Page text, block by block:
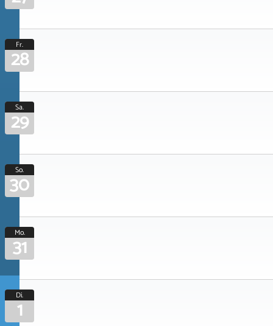
Fr.
28
Sa.
29
So.
30
Mo.
31
Di.
1